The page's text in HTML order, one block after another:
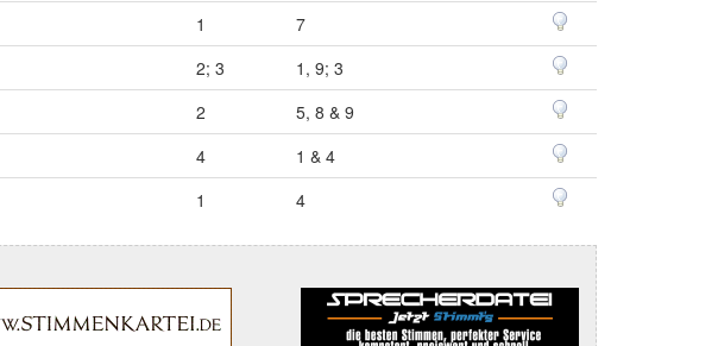
1
7
2; 3
1, 9; 3
2
5, 8 & 9
4
1 & 4
1 4